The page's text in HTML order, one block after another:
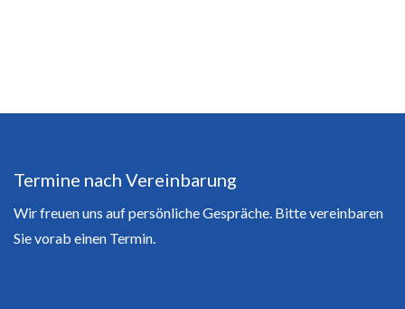
Termine nach Vereinbarung
Wir freuen uns auf persönliche Gespräche. Bitte vereinbaren
Sie vorab einen Termin.